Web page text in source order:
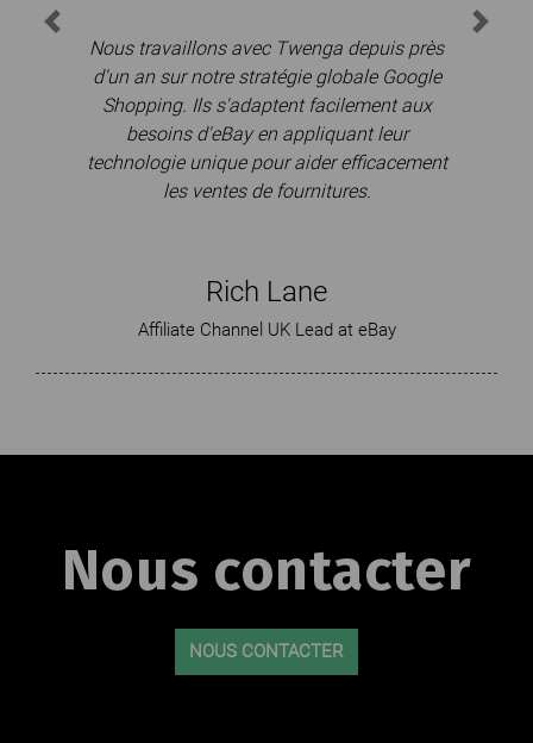
Nous travaillons avec Twenga depuis près
d'un an sur notre stratégie globale Google
Shopping. Ils s'adaptent facilement aux
besoins d'eBay en appliquant leur
technologie unique pour aider efficacement
les ventes de fournitures.
Rich Lane
Affiliate Channel UK Lead at eBay
Previous Next
Nous contacter
NOUS CONTACTER